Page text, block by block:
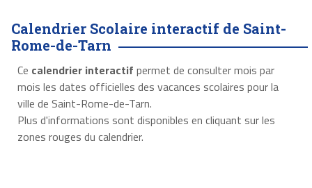
Calendrier Scolaire interactif de Saint-
Rome-de-Tarn
Ce calendrier interactif permet de consulter mois par
mois les dates officielles des vacances scolaires pour la
ville de Saint-Rome-de-Tarn.
Plus d'informations sont disponibles en cliquant sur les
zones rouges du calendrier.